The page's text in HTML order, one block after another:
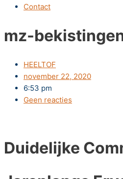
Contact
mz-
HEELTOF
november 22, 2020
6:53 pm
Geen reacties
Duidelijke